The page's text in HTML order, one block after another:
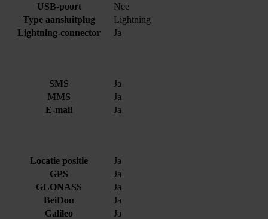
USB-poort
Nee
Type aansluitplug
Lightning
Lightning-connector
Ja
SMS
Ja
MMS
Ja
E-mail
Ja
Locatie positie
Ja
GPS
Ja
GLONASS
Ja
BeiDou
Ja
Galileo
Ja